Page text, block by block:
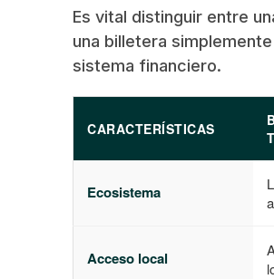
Es vital distinguir entre
una billetera
sistema financiero.
CARACTERÍSTICAS
Ecosistema
Acceso local